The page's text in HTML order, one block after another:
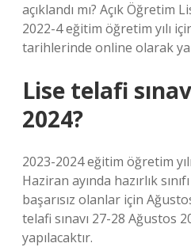
açıklandı mı? Açık Öğretim
2022-4 eğitim öğretim yılı
tarihlerinde online olarak
Lise telafi
2024?
2023-2024 eğitim öğretim
Haziran ayında hazırlık
başarısız olanlar için
telafi sınavı 27-28 Ağustos
yapılacaktır.